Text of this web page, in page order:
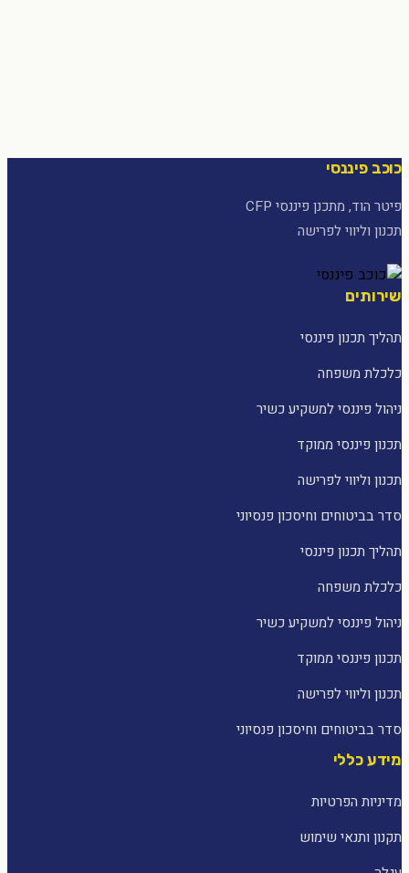
כוכב פיננסי
פיטר הוד, מתכנן פיננסי CFP
תכנון וליווי לפרישה
שירותים
תהליך תכנון פיננסי
כלכלת משפחה
ניהול פיננסי למשקיע כשיר
תכנון פיננסי ממוקד
תכנון וליווי לפרישה
סדר בביטוחים וחיסכון פנסיוני
תהליך תכנון פיננסי
כלכלת משפחה
ניהול פיננסי למשקיע כשיר
תכנון פיננסי ממוקד
תכנון וליווי לפרישה
סדר בביטוחים וחיסכון פנסיוני
מידע כללי
מדיניות הפרטיות
תקנון ותנאי שימוש